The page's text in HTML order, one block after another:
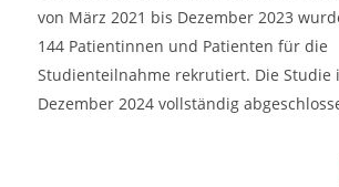
von März 2021 bis Dezember 2023
144 Patientinnen und Patienten für die
Studienteilnahme rekrutiert. Die Studie
Dezember 2024 vollständig